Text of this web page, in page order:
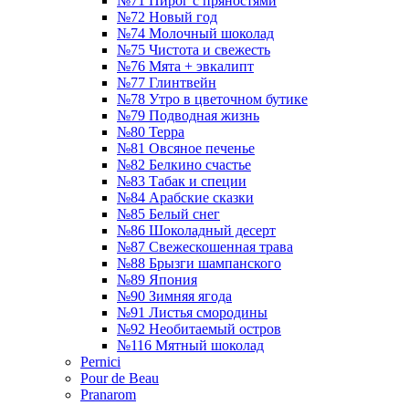
№72 Новый год
№74 Молочный шоколад
№75 Чистота и свежесть
№76 Мята + эвкалипт
№77 Глинтвейн
№78 Утро в цветочном бутике
№79 Подводная жизнь
№80 Терра
№81 Овсяное печенье
№82 Белкино счастье
№83 Табак и специи
№84 Арабские сказки
№85 Белый снег
№86 Шоколадный десерт
№87 Свежескошенная трава
№88 Брызги шампанского
№89 Япония
№90 Зимняя ягода
№91 Листья смородины
№92 Необитаемый остров
№116 Мятный шоколад
Pernici
Pour de Beau
Pranarom